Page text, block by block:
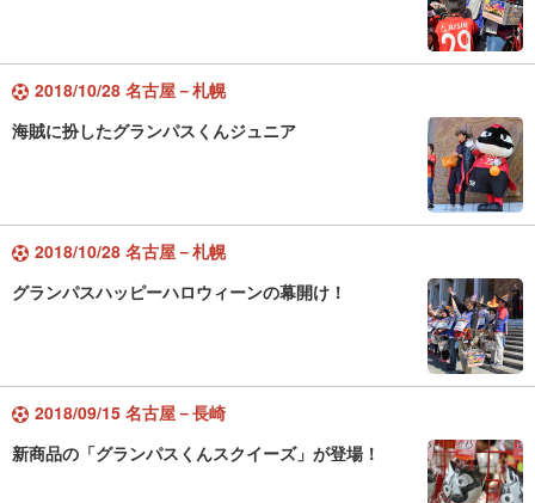
2018/10/28 名古屋－札幌
海賊に扮したグランパスくんジュニア
2018/10/28 名古屋－札幌
グランパスハッピーハロウィーンの幕開け！
2018/09/15 名古屋－長崎
新商品の「グランパスくんスクイーズ」が登場！